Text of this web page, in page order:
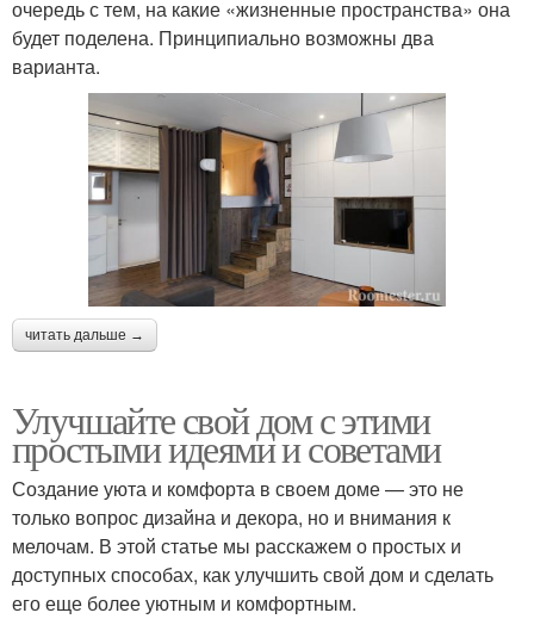
очередь с тем, на какие «жизненные пространства» она
будет поделена. Принципиально возможны два
варианта.
читать дальше →
Улучшайте свой дом с этими
простыми идеями и советами
Создание уюта и комфорта в своем доме — это не
только вопрос дизайна и декора, но и внимания к
мелочам. В этой статье мы расскажем о простых и
доступных способах, как улучшить свой дом и сделать
его еще более уютным и комфортным.